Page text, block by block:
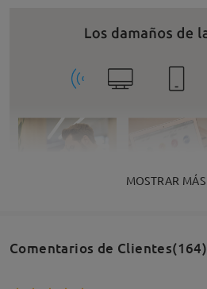
MOSTRAR MÁS
Comentarios de Clientes(164)